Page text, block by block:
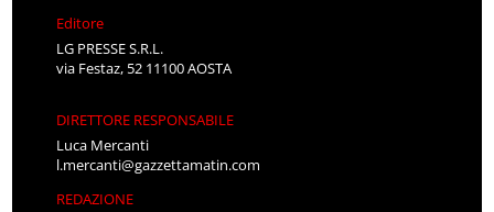
Editore
LG PRESSE S.R.L.
via Festaz, 52 11100 AOSTA
DIRETTORE RESPONSABILE
Luca Mercanti
l.mercanti@gazzettamatin.com
REDAZIONE